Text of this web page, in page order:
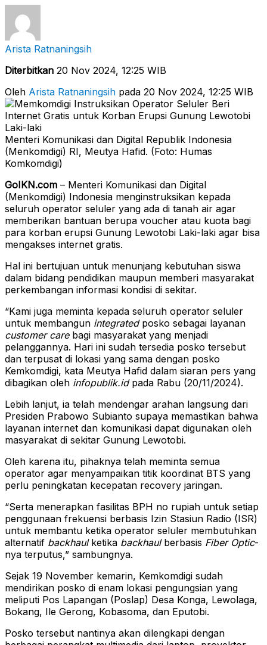
Arista Ratnaningsih
Diterbitkan 20 Nov 2024, 12:25 WIB
Oleh Arista Ratnaningsih pada 20 Nov 2024, 12:25 WIB
Menteri Komunikasi dan Digital Republik Indonesia
(Menkomdigi) RI, Meutya Hafid. (Foto: Humas
Komkomdigi)
GoIKN.com – Menteri Komunikasi dan Digital
(Menkomdigi) Indonesia menginstruksikan kepada
seluruh operator seluler yang ada di tanah air agar
memberikan bantuan berupa voucher atau kuota bagi
para korban erupsi Gunung Lewotobi Laki-laki agar bisa
mengakses internet gratis.
Hal ini bertujuan untuk menunjang kebutuhan siswa
dalam bidang pendidikan maupun memberi masyarakat
perkembangan informasi kondisi di sekitar.
“Kami juga meminta kepada seluruh operator seluler
untuk membangun integratedposko sebagai layanan
customer carebagi masyarakat yang menjadi
pelanggannya. Hari ini sudah tersedia posko tersebut
dan terpusat di lokasi yang sama dengan posko
Kemkomdigi, kata Meutya Hafid dalam siaran pers yang
dibagikan oleh infopublik.idpada Rabu (20/11/2024).
Lebih lanjut, ia telah mendengar arahan langsung dari
Presiden Prabowo Subianto supaya memastikan bahwa
layanan internet dan komunikasi dapat digunakan oleh
masyarakat di sekitar Gunung Lewotobi.
Oleh karena itu, pihaknya telah meminta semua
operator agar menyampaikan titik koordinat BTS yang
perlu peningkatan kecepatan recovery jaringan.
“Serta menerapkan fasilitas BPH no rupiah untuk setiap
penggunaan frekuensi berbasis Izin Stasiun Radio (ISR)
untuk membantu ketika operator seluler membutuhkan
alternatif backhaulketika backhaulberbasis Fiber Optic-
nya terputus,” sambungnya.
Sejak 19 November kemarin, Kemkomdigi sudah
mendirikan posko di enam lokasi pengungsian yang
meliputi Pos Lapangan (Poslap) Desa Konga, Lewolaga,
Bokang, Ile Gerong, Kobasoma, dan Eputobi.
Posko tersebut nantinya akan dilengkapi dengan